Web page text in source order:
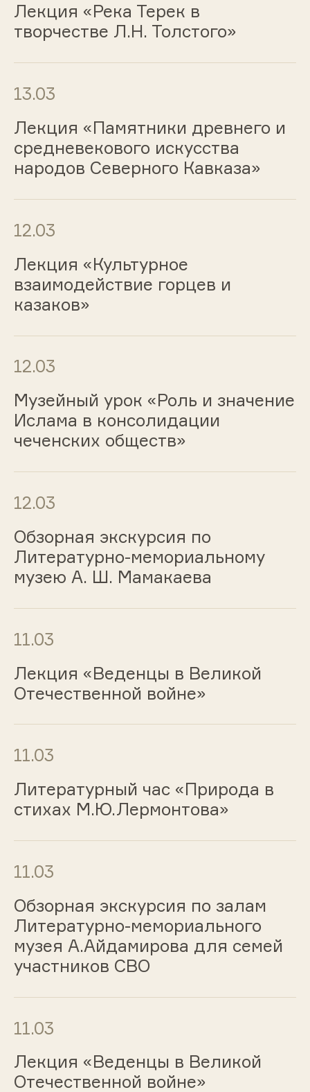
Лекция «Река Терек в
творчестве Л.Н. Толстого»
13.03
Лекция «Памятники древнего и
средневекового искусства
народов Северного Кавказа»
12.03
Лекция «Культурное
взаимодействие горцев и
казаков»
12.03
Музейный урок «Роль и значение
Ислама в консолидации
чеченских обществ»
12.03
Обзорная экскурсия по
Литературно-мемориальному
музею А. Ш. Мамакаева
11.03
Лекция «Веденцы в Великой
Отечественной войне»
11.03
Литературный час «Природа в
стихах М.Ю.Лермонтова»
11.03
Обзорная экскурсия по залам
Литературно-мемориального
музея А.Айдамирова для семей
участников СВО
11.03
Лекция «Веденцы в Великой
Отечественной войне»